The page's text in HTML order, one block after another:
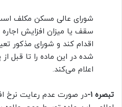
شورای عالی مسکن مکلف
سقف یا میزان افزایش
اقدام کند و شورای مذکور
شده در این ماده را تا قبل
اعلام می‌کند.
تبصره ۱-
در صورت عدم رعایت نرخ